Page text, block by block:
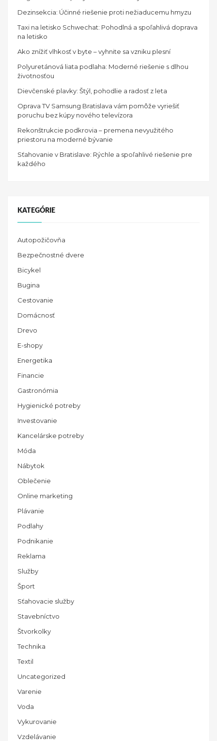
Dezinsekcia: Účinné riešenie proti nežiaducemu hmyzu
Taxi na letisko Schwechat: Pohodlná a spoľahlivá doprava
na letisko
Ako znížiť vlhkosť v byte – vyhnite sa vzniku plesní
Polyuretánová liata podlaha: Moderné riešenie s dlhou
životnosťou
Dievčenské plavky: Štýl, pohodlie a radosť z leta
Oprava TV Samsung Bratislava vám pomôže vyriešiť
poruchu bez kúpy nového televízora
Rekonštrukcie podkrovia – premena nevyužitého
priestoru na moderné bývanie
Sťahovanie v Bratislave: Rýchle a spoľahlivé riešenie pre
každého
KATEGÓRIE
Autopožičovňa
Bezpečnostné dvere
Bicykel
Bugina
Cestovanie
Domácnosť
Drevo
E-shopy
Energetika
Financie
Gastronómia
Hygienické potreby
Investovanie
Kancelárske potreby
Móda
Nábytok
Oblečenie
Online marketing
Plávanie
Podlahy
Podnikanie
Reklama
Služby
Šport
Sťahovacie služby
Stavebníctvo
Štvorkolky
Technika
Textil
Uncategorized
Varenie
Voda
Vykurovanie
Vzdelávanie